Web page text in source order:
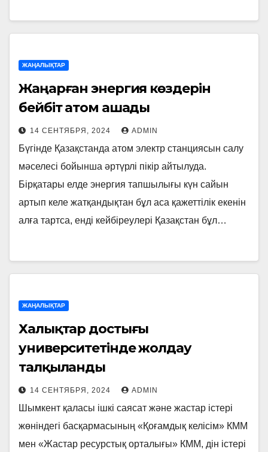
ЖАҢАЛЫҚТАР
Жаңарған энергия көздерін
бейбіт атом ашады
14 СЕНТЯБРЯ, 2024 ADMIN
Бүгінде Қазақстанда атом электр станциясын салу
мәселесі бойынша әртүрлі пікір айтылуда.
Бірқатары елде энергия тапшылығы күн сайын
артып келе жатқандықтан бұл аса қажеттілік екенін
алға тартса, енді кейбіреулері Қазақстан бұл…
ЖАҢАЛЫҚТАР
Халықтар достығы
университетінде жолдау
талқыланды
14 СЕНТЯБРЯ, 2024 ADMIN
Шымкент қаласы ішкі саясат және жастар істері
жөніндегі басқармасының «Қоғамдық келісім» КММ
мен «Жастар ресурстық орталығы» КММ, дін істері